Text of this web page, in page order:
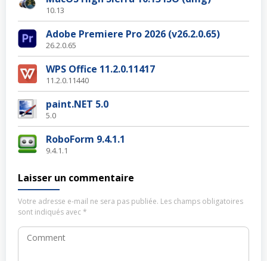
10.13
Adobe Premiere Pro 2026 (v26.2.0.65)
26.2.0.65
WPS Office 11.2.0.11417
11.2.0.11440
paint.NET 5.0
5.0
RoboForm 9.4.1.1
9.4.1.1
Laisser un commentaire
Votre adresse e-mail ne sera pas publiée. Les champs obligatoires
sont indiqués avec*